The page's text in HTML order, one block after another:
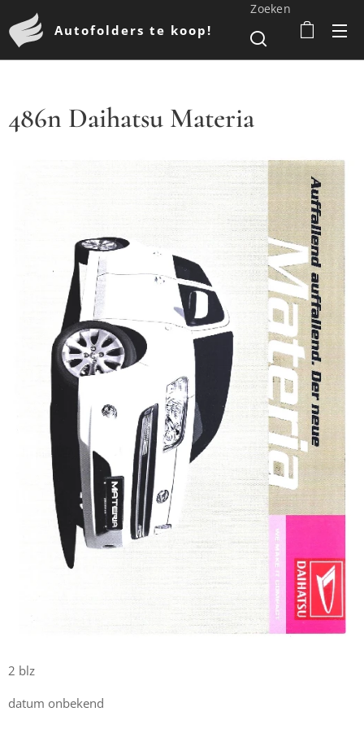
Autofolders te koop!
Zoeken
486n Daihatsu Materia
2 blz
datum onbekend